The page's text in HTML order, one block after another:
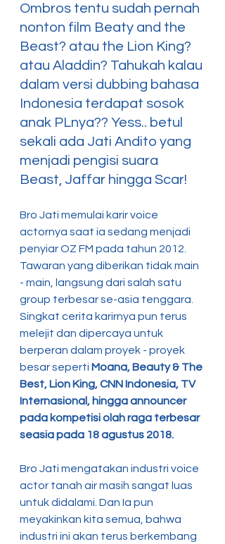
Ombros tentu sudah pernah
nonton film Beaty and the
Beast? atau the Lion King?
atau Aladdin? Tahukah kalau
dalam versi dubbing bahasa
Indonesia terdapat sosok
anak PLnya?? Yess.. betul
sekali ada Jati Andito yang
menjadi pengisi suara
Beast, Jaffar hingga Scar!
Bro Jati memulai karir voice
actornya saat ia sedang menjadi
penyiar OZ FM pada tahun 2012.
Tawaran yang diberikan tidak main
- main, langsung dari salah satu
group terbesar se-asia tenggara.
Singkat cerita karirnya pun terus
melejit dan dipercaya untuk
berperan dalam proyek - proyek
besar seperti Moana, Beauty & The
Best, Lion King, CNN Indonesia, TV
Internasional, hingga announcer
pada kompetisi olah raga terbesar
seasia pada 18 agustus 2018.
Bro Jati mengatakan industri voice
actor tanah air masih sangat luas
untuk didalami. Dan Ia pun
meyakinkan kita semua, bahwa
industri ini akan terus berkembang